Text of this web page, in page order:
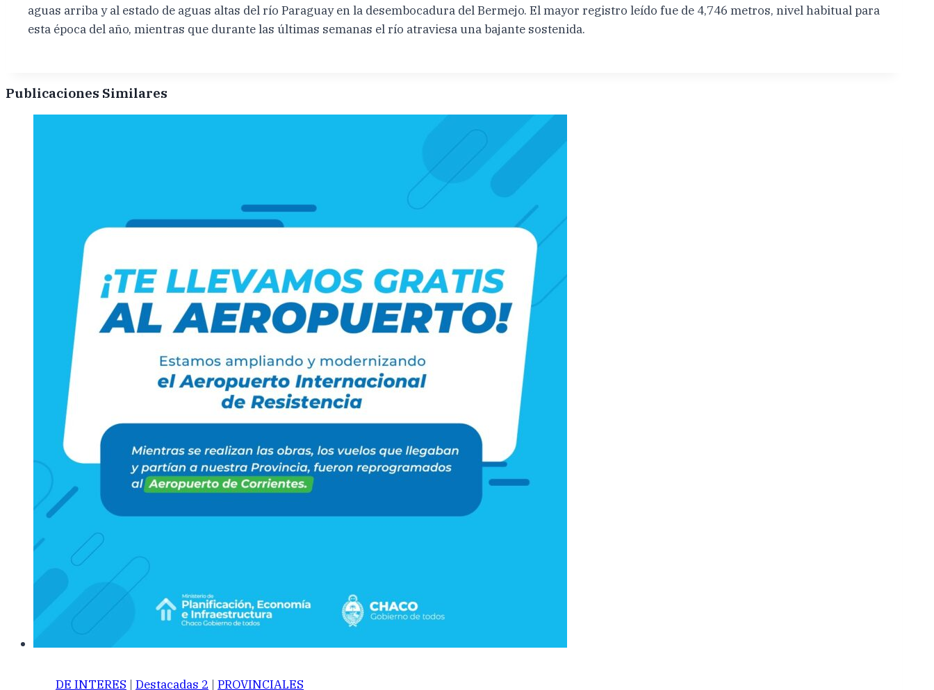
aguas arriba y al estado de aguas altas del río Paraguay en la desembocadura del Bermejo. El mayor registro leído fue de 4,746 metros, nivel habitual para
esta época del año, mientras que durante las últimas semanas el río atraviesa una bajante sostenida.
Publicaciones Similares
DE INTERES | Destacadas 2 | PROVINCIALES